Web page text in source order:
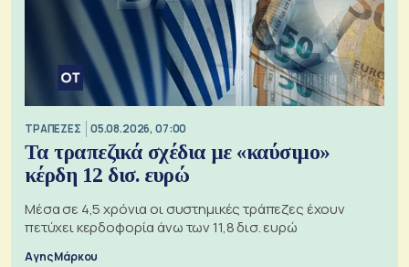
ΤΡΑΠΕΖΕΣ 05.08.2026, 07:00
Τα τραπεζικά σχέδια με «καύσιμο»
κέρδη 12 δισ. ευρώ
Μέσα σε 4,5 χρόνια οι συστημικές τράπεζες έχουν
πετύχει κερδοφορία άνω των 11,8 δισ. ευρώ
Αγης Μάρκου